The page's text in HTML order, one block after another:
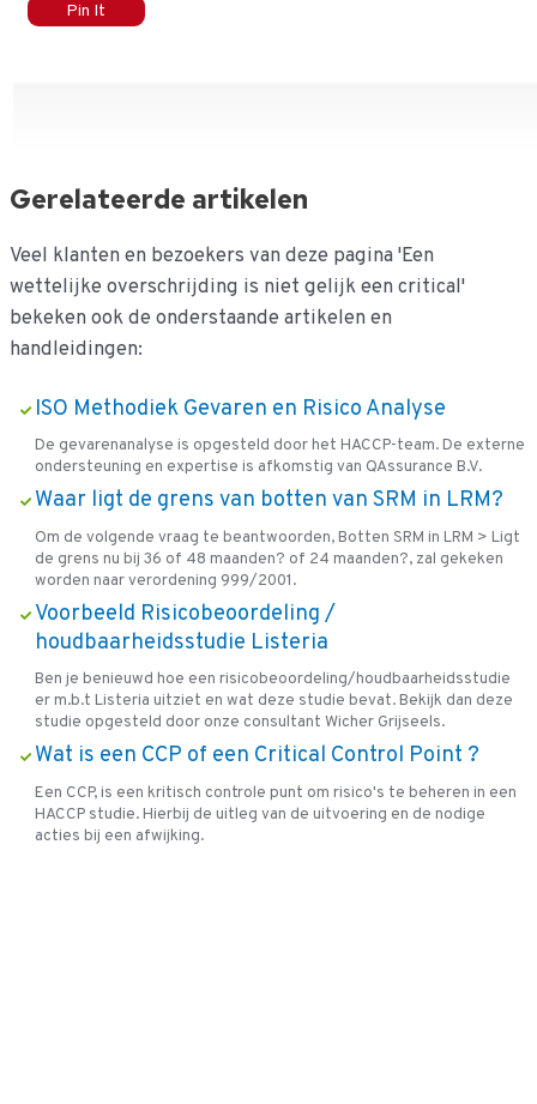
Pin It
Gerelateerde artikelen
Veel klanten en bezoekers van deze pagina 'Een
wettelijke overschrijding is niet gelijk een critical'
bekeken ook de onderstaande artikelen en
handleidingen:
ISO Methodiek Gevaren en Risico Analyse
De gevarenanalyse is opgesteld door het HACCP-team. De externe
ondersteuning en expertise is afkomstig van QAssurance B.V.
Waar ligt de grens van botten van SRM in LRM?
Om de volgende vraag te beantwoorden, Botten SRM in LRM > Ligt
de grens nu bij 36 of 48 maanden? of 24 maanden?, zal gekeken
worden naar verordening 999/2001.
Voorbeeld Risicobeoordeling /
houdbaarheidsstudie Listeria
Ben je benieuwd hoe een risicobeoordeling/houdbaarheidsstudie
er m.b.t Listeria uitziet en wat deze studie bevat. Bekijk dan deze
studie opgesteld door onze consultant Wicher Grijseels.
Wat is een CCP of een Critical Control Point ?
Een CCP, is een kritisch controle punt om risico's te beheren in een
HACCP studie. Hierbij de uitleg van de uitvoering en de nodige
acties bij een afwijking.